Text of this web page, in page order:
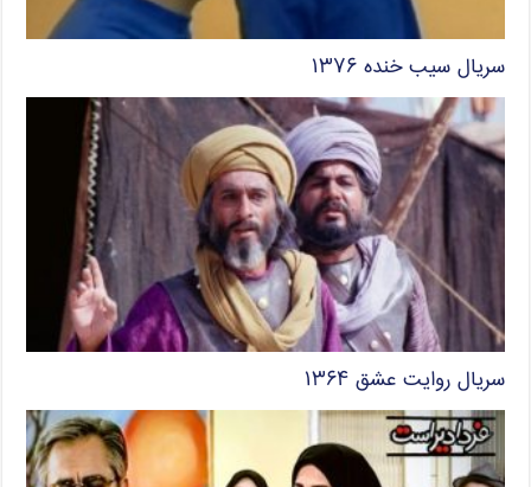
سریال سیب خنده ۱۳۷۶
سریال روایت عشق ۱۳۶۴